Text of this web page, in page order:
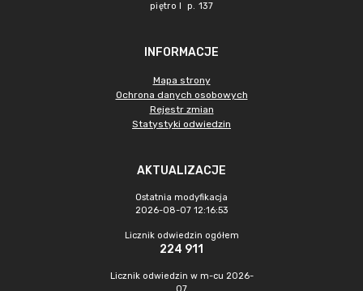
piętro I p. 137
INFORMACJE
Mapa strony
Ochrona danych osobowych
Rejestr zmian
Statystyki odwiedzin
AKTUALIZACJE
Ostatnia modyfikacja
2026-08-07 12:16:53
Licznik odwiedzin ogółem
224 911
Licznik odwiedzin w m-cu 2026-